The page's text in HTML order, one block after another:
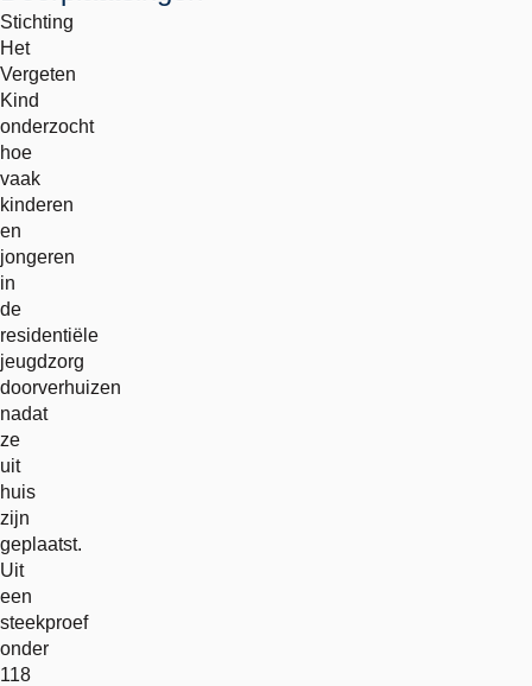
Stichting
Het
Vergeten
Kind
onderzocht
hoe
vaak
kinderen
en
jongeren
in
de
residentiële
jeugdzorg
doorverhuizen
nadat
ze
uit
huis
zijn
geplaatst.
Uit
een
steekproef
onder
118